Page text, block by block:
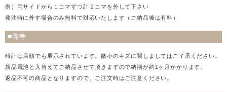
例）両サイドから１コマずつ計２コマを外して下さい
発注時に外す場合のみ無料で対応いたします（ご納品後は有料）
■備考
時計は店頭でも展示されています。微小のキズに関しましてはご了承ください。
新品電池と入替えてご納品させて頂きますので納期が約1ヶ月かかります。
返品不可の商品となりますので、ご注文時はご注意ください。